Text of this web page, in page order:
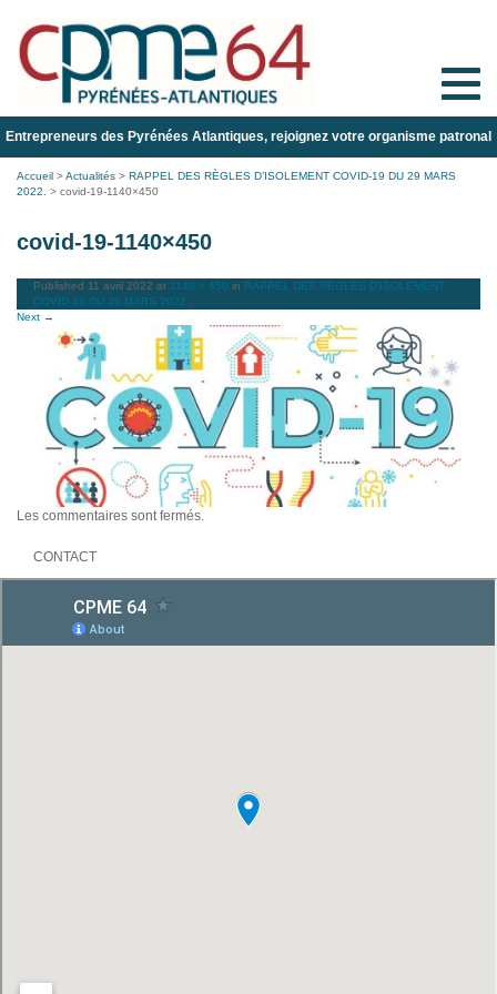
Toggle
Entrepreneurs des Pyrénées Atlantiques, rejoignez votre organisme patronal
Accueil >Actualités > RAPPEL DES RÈGLES D’ISOLEMENT COVID-19 DU 29 MARS
2022.
> covid-19-1140×450
covid-19-1140×450
Published 11 avril 2022 at 1140 × 450 in RAPPEL DES RÈGLES D’ISOLEMENT
COVID-19 DU 29 MARS 2022.
Next →
Les commentaires sont fermés.
CONTACT